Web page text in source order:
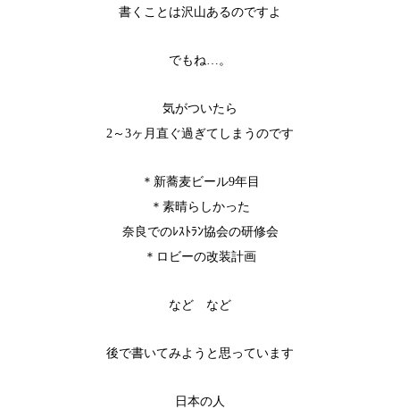
書くことは沢山あるのですよ
でもね…。
気がついたら
2～3ヶ月直ぐ過ぎてしまうのです
＊新蕎麦ビール9年目
＊素晴らしかった
奈良でのﾚｽﾄﾗﾝ協会の研修会
＊ロビーの改装計画
など など
後で書いてみようと思っています
日本の人